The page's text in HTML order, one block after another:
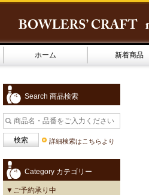
ホーム 新着商品
Search 商品検索
詳細検索はこちらより
Category カテゴリー
▼ご予約承り中